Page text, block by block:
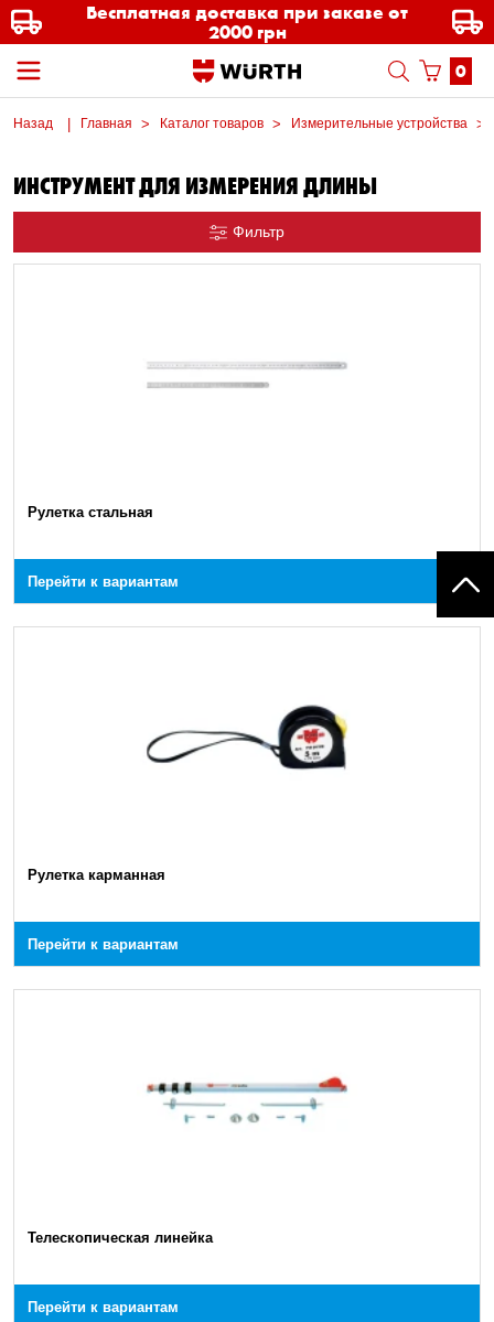
Бесплатная доставка при заказе от
2000 грн
0
Назад Главная Каталог товаров Измерительные устройства
ИНСТРУМЕНТ ДЛЯ ИЗМЕРЕНИЯ ДЛИНЫ
Фильтр
Рулетка стальная
Перейти к вариантам
Рулетка карманная
Перейти к вариантам
Телескопическая линейка
Перейти к вариантам